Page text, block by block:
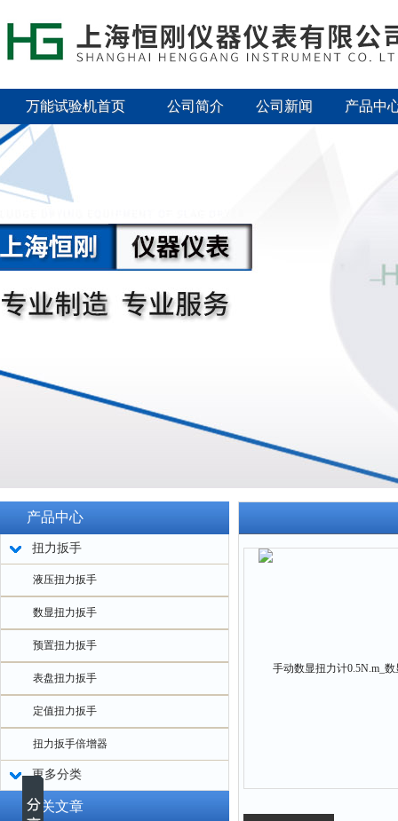
万能试验机首页 公司简介 公司新闻 产品中
产品中心
扭力扳手
液压扭力扳手
数显扭力扳手
预置扭力扳手
表盘扭力扳手
定值扭力扳手
扭力扳手倍增器
更多分类
相关文章